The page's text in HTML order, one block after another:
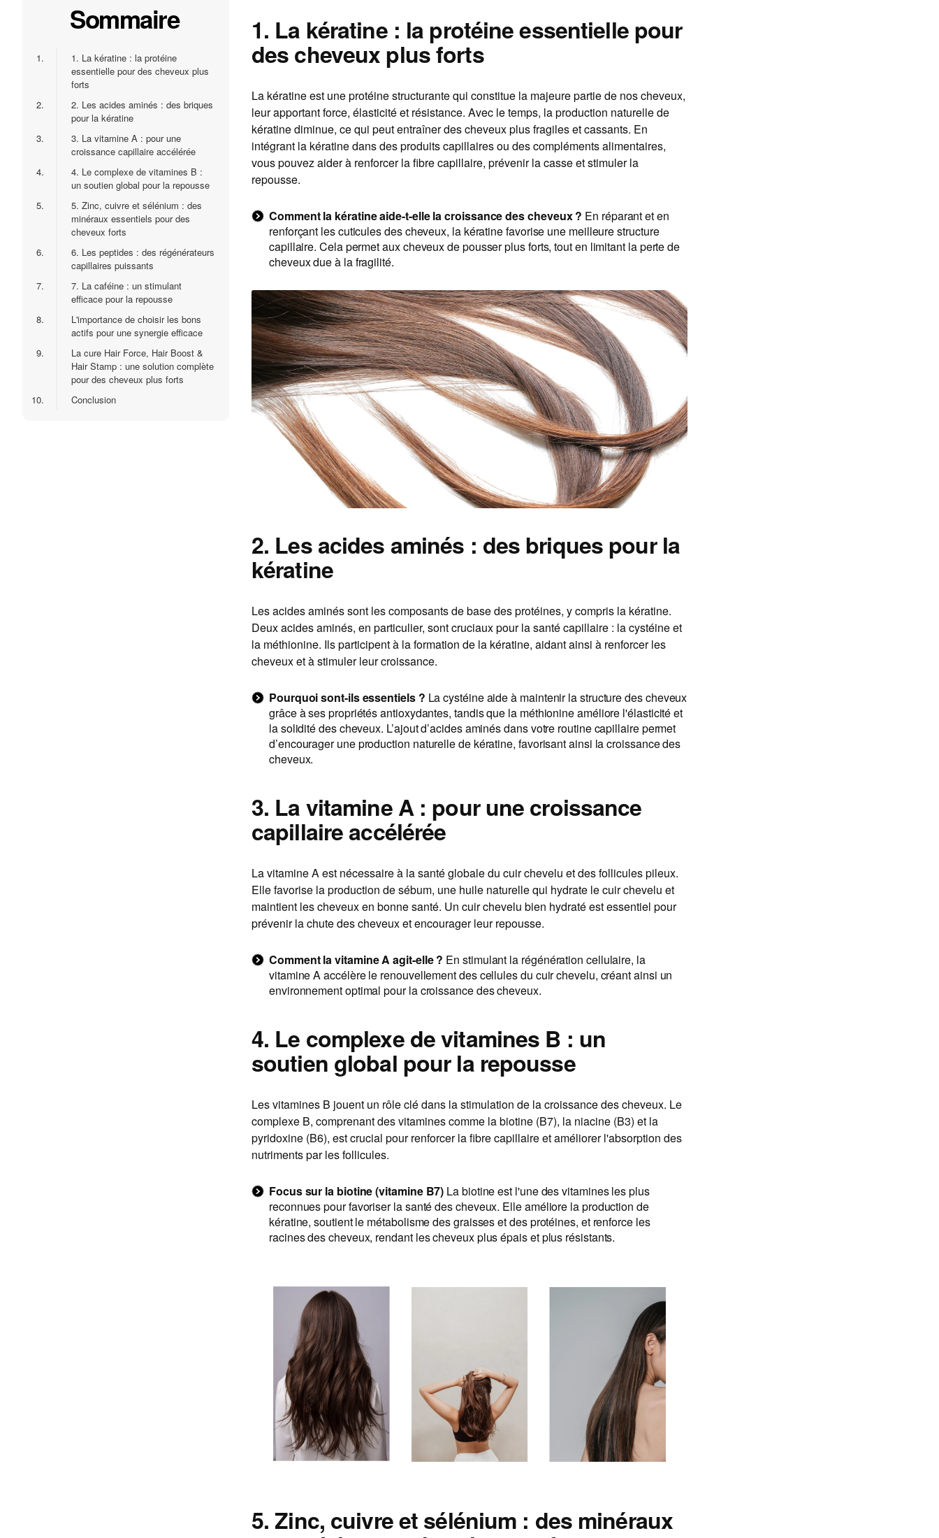
Sommaire
1.
1. La kératine : la protéine
essentielle pour des cheveux plus
forts
2.
2. Les acides aminés : des briques
pour la kératine
3.
3. La vitamine A : pour une
croissance capillaire accélérée
4.
4. Le complexe de vitamines B :
un soutien global pour la repousse
5.
5. Zinc, cuivre et sélénium : des
minéraux essentiels pour des
cheveux forts
6.
6. Les peptides : des régénérateurs
capillaires puissants
7.
7. La caféine : un stimulant
efficace pour la repousse
8.
L'importance de choisir les bons
actifs pour une synergie efficace
9.
La cure Hair Force, Hair Boost &
Hair Stamp : une solution complète
pour des cheveux plus forts
10.
Conclusion
1. La kératine : la protéine essentielle pour
des cheveux plus forts
La kératine est une protéine structurante qui constitue la majeure partie de nos cheveux,
leur apportant force, élasticité et résistance. Avec le temps, la production naturelle de
kératine diminue, ce qui peut entraîner des cheveux plus fragiles et cassants. En
intégrant la kératine dans des produits capillaires ou des compléments alimentaires,
vous pouvez aider à renforcer la fibre capillaire, prévenir la casse et stimuler la
repousse.
Comment la kératine aide-t-elle la croissance des cheveux ? En réparant et en
renforçant les cuticules des cheveux, la kératine favorise une meilleure structure
capillaire. Cela permet aux cheveux de pousser plus forts, tout en limitant la perte de
cheveux due à la fragilité.
2. Les acides aminés : des briques pour la
kératine
Les acides aminés sont les composants de base des protéines, y compris la kératine.
Deux acides aminés, en particulier, sont cruciaux pour la santé capillaire : la cystéine et
la méthionine. Ils participent à la formation de la kératine, aidant ainsi à renforcer les
cheveux et à stimuler leur croissance.
Pourquoi sont-ils essentiels ? La cystéine aide à maintenir la structure des cheveux
grâce à ses propriétés antioxydantes, tandis que la méthionine améliore l'élasticité et
la solidité des cheveux. L’ajout d’acides aminés dans votre routine capillaire permet
d’encourager une production naturelle de kératine, favorisant ainsi la croissance des
cheveux.
3. La vitamine A : pour une croissance
capillaire accélérée
La vitamine A est nécessaire à la santé globale du cuir chevelu et des follicules pileux.
Elle favorise la production de sébum, une huile naturelle qui hydrate le cuir chevelu et
maintient les cheveux en bonne santé. Un cuir chevelu bien hydraté est essentiel pour
prévenir la chute des cheveux et encourager leur repousse.
Comment la vitamine A agit-elle ? En stimulant la régénération cellulaire, la
vitamine A accélère le renouvellement des cellules du cuir chevelu, créant ainsi un
environnement optimal pour la croissance des cheveux.
4. Le complexe de vitamines B : un
soutien global pour la repousse
Les vitamines B jouent un rôle clé dans la stimulation de la croissance des cheveux. Le
complexe B, comprenant des vitamines comme la biotine (B7), la niacine (B3) et la
pyridoxine (B6), est crucial pour renforcer la fibre capillaire et améliorer l'absorption des
nutriments par les follicules.
Focus sur la biotine (vitamine B7) La biotine est l'une des vitamines les plus
reconnues pour favoriser la santé des cheveux. Elle améliore la production de
kératine, soutient le métabolisme des graisses et des protéines, et renforce les
racines des cheveux, rendant les cheveux plus épais et plus résistants.
5. Zinc, cuivre et sélénium : des minéraux